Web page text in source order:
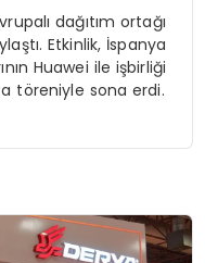
dağıtım ortağı
Etkinlik, İspanya
Huawei ile işbirliği
töreniyle sona erdi.